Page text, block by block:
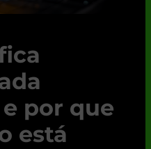
por que
está